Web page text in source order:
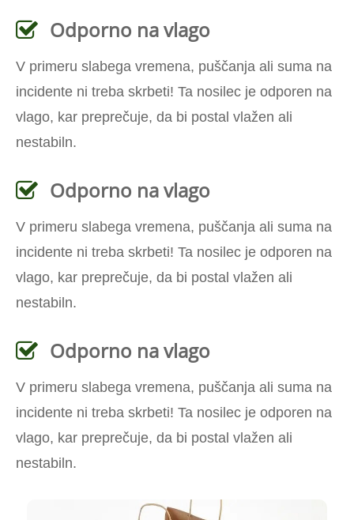
Odporno na vlago
V primeru slabega vremena, puščanja ali suma na
incidente ni treba skrbeti! Ta nosilec je odporen na
vlago, kar preprečuje, da bi postal vlažen ali
nestabiln.
Odporno na vlago
V primeru slabega vremena, puščanja ali suma na
incidente ni treba skrbeti! Ta nosilec je odporen na
vlago, kar preprečuje, da bi postal vlažen ali
nestabiln.
Odporno na vlago
V primeru slabega vremena, puščanja ali suma na
incidente ni treba skrbeti! Ta nosilec je odporen na
vlago, kar preprečuje, da bi postal vlažen ali
nestabiln.